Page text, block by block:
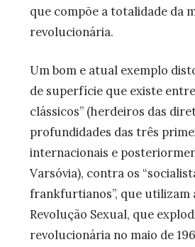
que compõe a totalidade da
revolucionária.
Um bom e atual exemplo
de superfície que existe
clássicos” (herdeiros das
profundidades das três
internacionais e
Varsóvia), contra os
frankfurtianos”, que utilizam
Revolução Sexual, que
revolucionária no maio de